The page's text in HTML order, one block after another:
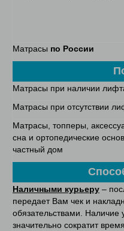
Матрасы по России
Матрасы при наличии
Матрасы при отсутствии
Матрасы, топперы,
сна и ортопедические
частный дом
Наличными курьеру –
передает Вам чек и
обязательствами. Наличие
значительно сократит